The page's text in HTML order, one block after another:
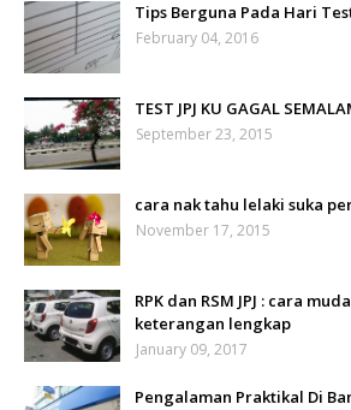
Tips Berguna Pada Hari Test
February 04, 2016
TEST JPJ KU GAGAL
September 23, 2015
cara nak tahu lelaki suka
November 17, 2015
RPK dan RSM JPJ : cara
keterangan lengkap
January 09, 2017
Pengalaman Praktikal Di